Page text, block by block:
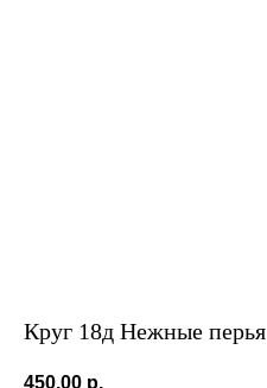
Круг 18д Нежные перья
450,00 р.